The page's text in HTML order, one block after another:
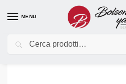
MENU
Home / Kayak / Ricambi Hobie Kayak